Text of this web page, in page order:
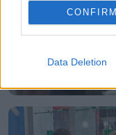
CONFIRM
Data Deletion